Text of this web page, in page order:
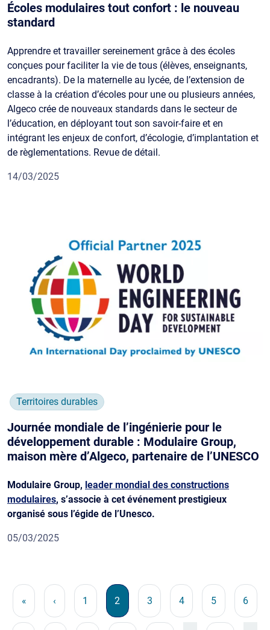
Écoles modulaires tout confort : le nouveau
standard
Apprendre et travailler sereinement grâce à des écoles
conçues pour faciliter la vie de tous (élèves, enseignants,
encadrants). De la maternelle au lycée, de l’extension de
classe à la création d’écoles pour une ou plusieurs années,
Algeco crée de nouveaux standards dans le secteur de
l’éducation, en déployant tout son savoir-faire et en
intégrant les enjeux de confort, d’écologie, d’implantation et
de règlementations. Revue de détail.
14/03/2025
Territoires durables
Journée mondiale de l’ingénierie pour le
développement durable : Modulaire Group,
maison mère d’Algeco, partenaire de l’UNESCO
Modulaire Group, leader mondial des constructions
modulaires, s’associe à cet événement prestigieux
organisé sous l’égide de l’Unesco.
05/03/2025
Pagination
Première page
« Page précédente
‹ Page
1 Page courante
2 Page
3 Page
4 Page
5 Page
6